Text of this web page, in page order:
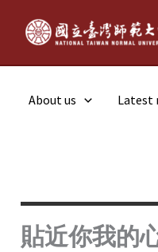
About us Latest
貼近你我的